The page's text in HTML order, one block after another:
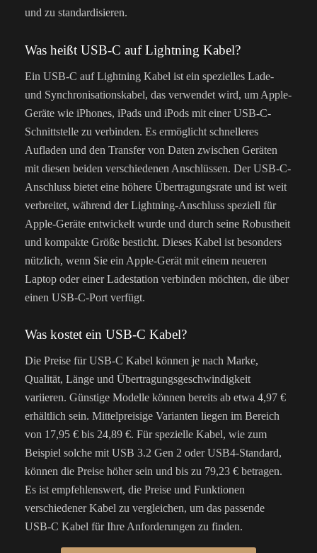
und zu standardisieren.
Was heißt USB-C auf Lightning Kabel?
Ein USB-C auf Lightning Kabel ist ein spezielles Lade-
und Synchronisationskabel, das verwendet wird, um Apple-
Geräte wie iPhones, iPads und iPods mit einer USB-C-
Schnittstelle zu verbinden. Es ermöglicht schnelleres
Aufladen und den Transfer von Daten zwischen Geräten
mit diesen beiden verschiedenen Anschlüssen. Der USB-C-
Anschluss bietet eine höhere Übertragungsrate und ist weit
verbreitet, während der Lightning-Anschluss speziell für
Apple-Geräte entwickelt wurde und durch seine Robustheit
und kompakte Größe besticht. Dieses Kabel ist besonders
nützlich, wenn Sie ein Apple-Gerät mit einem neueren
Laptop oder einer Ladestation verbinden möchten, die über
einen USB-C-Port verfügt.
Was kostet ein USB-C Kabel?
Die Preise für USB-C Kabel können je nach Marke,
Qualität, Länge und Übertragungsgeschwindigkeit
variieren. Günstige Modelle können bereits ab etwa 4,97 €
erhältlich sein. Mittelpreisige Varianten liegen im Bereich
von 17,95 € bis 24,89 €. Für spezielle Kabel, wie zum
Beispiel solche mit USB 3.2 Gen 2 oder USB4-Standard,
können die Preise höher sein und bis zu 79,23 € betragen.
Es ist empfehlenswert, die Preise und Funktionen
verschiedener Kabel zu vergleichen, um das passende
USB-C Kabel für Ihre Anforderungen zu finden.